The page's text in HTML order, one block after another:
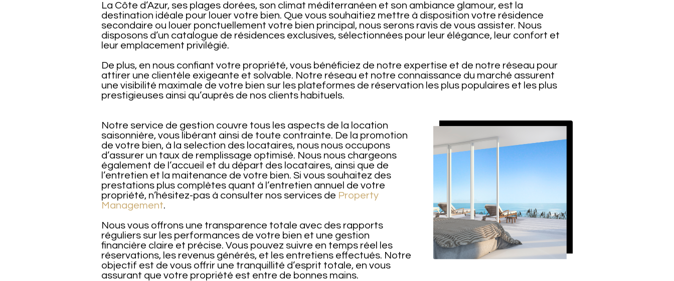
La Côte d’Azur, ses plages dorées, son climat méditerranéen et son ambiance glamour, est la
destination idéale pour louer votre bien. Que vous souhaitiez mettre à disposition votre résidence
secondaire ou louer ponctuellement votre bien principal, nous serons ravis de vous assister. Nous
disposons d’un catalogue de résidences exclusives, sélectionnées pour leur élégance, leur confort et
leur emplacement privilégié.
De plus, en nous confiant votre propriété, vous bénéficiez de notre expertise et de notre réseau pour
attirer une clientèle exigeante et solvable. Notre réseau et notre connaissance du marché assurent
une visibilité maximale de votre bien sur les plateformes de réservation les plus populaires et les plus
prestigieuses ainsi qu’auprès de nos clients habituels.
Notre service de gestion couvre tous les aspects de la location
saisonnière, vous libérant ainsi de toute contrainte. De la promotion
de votre bien, à la selection des locataires, nous nous occupons
d’assurer un taux de remplissage optimisé. Nous nous chargeons
également de l’accueil et du départ des locataires, ainsi que de
l’entretien et la maitenance de votre bien. Si vous souhaitez des
prestations plus complètes quant à l’entretien annuel de votre
propriété, n’hésitez-pas à consulter nos services de Property
Management.
Nous vous offrons une transparence totale avec des rapports
réguliers sur les performances de votre bien et une gestion
financière claire et précise. Vous pouvez suivre en temps réel les
réservations, les revenus générés, et les entretiens effectués. Notre
objectif est de vous offrir une tranquillité d’esprit totale, en vous
assurant que votre propriété est entre de bonnes mains.